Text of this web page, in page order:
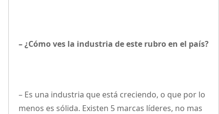
– ¿Cómo ves la industria de este rubro en el país?
– Es una industria que está creciendo, o que por lo
menos es sólida. Existen 5 marcas líderes, no mas